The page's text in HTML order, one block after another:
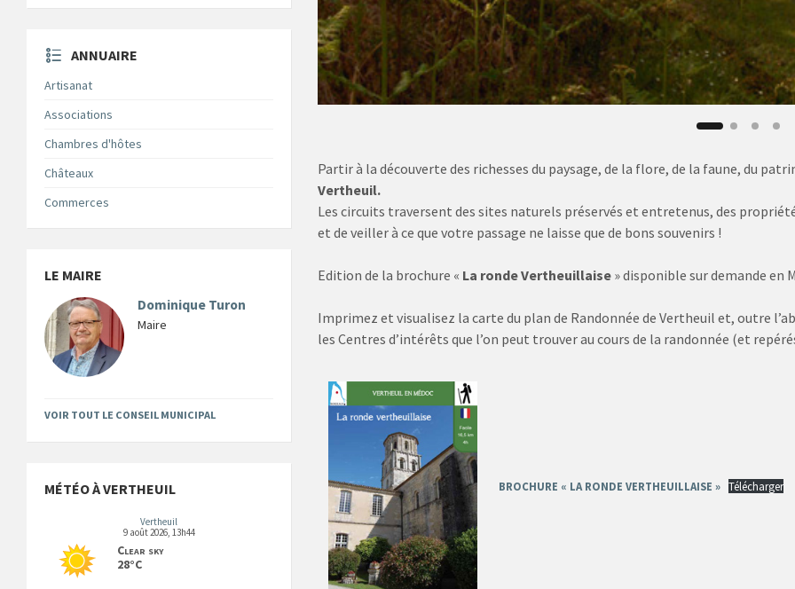
Partir à la découverte des richesses du paysage, de la flore, de la faune, du
Vertheuil.
Les circuits traversent des sites naturels préservés et entretenus, des
et de veiller à ce que votre passage ne laisse que de bons souvenirs !
Edition de la brochure « La ronde Vertheuillaise » disponible sur demande en
Imprimez et visualisez la carte du plan de Randonnée de Vertheuil et, outre
les Centres d’intérêts que l’on peut trouver au cours de la randonnée (et
BROCHURE « LA RONDE VERTHEUILLAISE » Télécharger
ANNUAIRE
Artisanat
Associations
Chambres d'hôtes
Châteaux
Commerces
LE MAIRE
Dominique Turon
Maire
VOIR TOUT LE CONSEIL MUNICIPAL
MÉTÉO À VERTHEUIL
Vertheuil
9 août 2026, 13h44
Clear sky
28°C